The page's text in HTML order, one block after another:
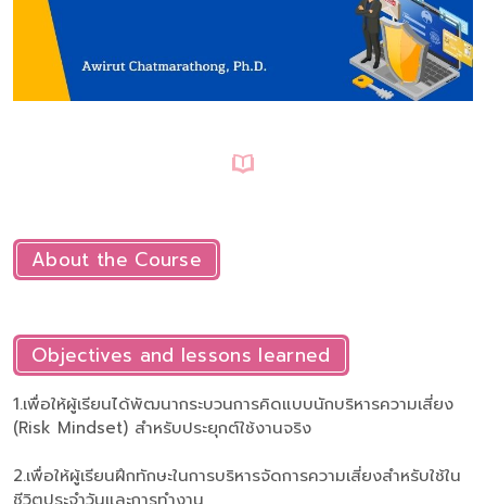
About the Course
Objectives and lessons learned
1.เพื่อให้ผู้เรียนได้พัฒนากระบวนการคิดแบบนักบริหารความเสี่ยง
(Risk Mindset) สำหรับประยุกต์ใช้งานจริง
2.เพื่อให้ผู้เรียนฝึกทักษะในการบริหารจัดการความเสี่ยงสำหรับใช้ใน